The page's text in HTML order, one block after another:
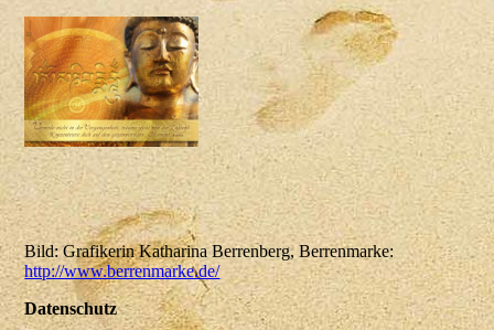
Bild: Grafikerin Katharina Berrenberg, Berrenmarke:
http://www.berrenmarke.de/
Datenschutz